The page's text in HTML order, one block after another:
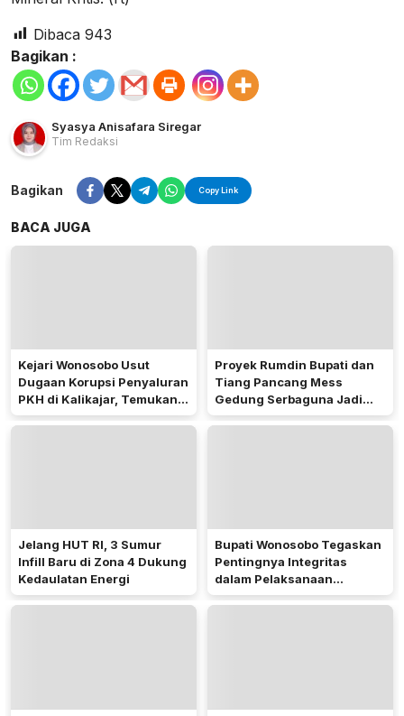
Dibaca 943
Bagikan :
Syasya Anisafara Siregar
Tim Redaksi
Bagikan Copy Link
BACA JUGA
Kejari Wonosobo Usut
Dugaan Korupsi Penyaluran
PKH di Kalikajar, Temukan
Hampir 600 Kartu ATM
Proyek Rumdin Bupati dan
Tiang Pancang Mess
Gedung Serbaguna Jadi
Sorotan Publik
Jelang HUT RI, 3 Sumur
Infill Baru di Zona 4 Dukung
Kedaulatan Energi
Bupati Wonosobo Tegaskan
Pentingnya Integritas
dalam Pelaksanaan
Pilkades 2026